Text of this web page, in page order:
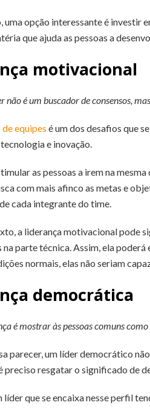
uma opção interessante é investir
que ajuda as pessoas a
motivacional
não é um buscador de consensos,
equipes é um dos desafios que
e inovação.
as pessoas a irem na
com mais afinco as metas e
cada integrante do time.
a liderança motivacional pode
parte técnica. Assim, ela poderá
normais, elas não seriam
democrática
é mostrar às pessoas comuns
parecer, um líder democrático
preciso resgatar o significado de
líder que se encaixa nesse perfil